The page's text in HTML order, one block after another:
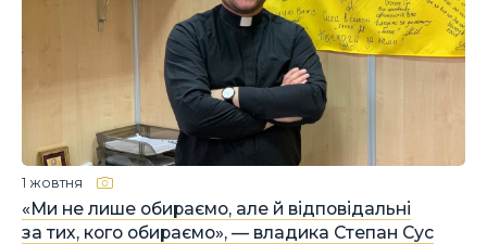
«Ми не лише обираємо, але й відповідальні
за тих, кого обираємо», — владика Степан Сус
1 жовтня